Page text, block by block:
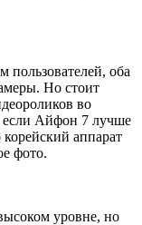
пользователей, оба
Но стоит
во
если Айфон 7 лучше
аппарат
фото.
уровне, но